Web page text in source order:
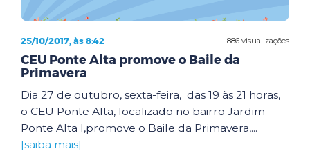
886 visualizações
25/10/2017, às 8:42
CEU Ponte Alta promove o Baile da
Primavera
Dia 27 de outubro, sexta-feira, das 19 às 21 horas,
o CEU Ponte Alta, localizado no bairro Jardim
Ponte Alta I,promove o Baile da Primavera,...
[saiba mais]